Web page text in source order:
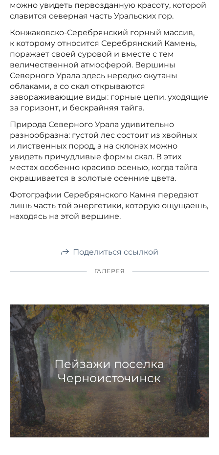
можно увидеть первозданную красоту, которой
славится северная часть Уральских гор.
Конжаковско-Серебрянский горный массив,
к которому относится Серебрянский Камень,
поражает своей суровой и вместе с тем
величественной атмосферой. Вершины
Северного Урала здесь нередко окутаны
облаками, а со скал открываются
завораживающие виды: горные цепи, уходящие
за горизонт, и бескрайняя тайга.
Природа Северного Урала удивительно
разнообразна: густой лес состоит из хвойных
и лиственных пород, а на склонах можно
увидеть причудливые формы скал. В этих
местах особенно красиво осенью, когда тайга
окрашивается в золотые осенние цвета.
Фотографии Серебрянского Камня передают
лишь часть той энергетики, которую ощущаешь,
находясь на этой вершине.
Поделиться ссылкой
ГАЛЕРЕЯ
Пейзажи поселка
Черноисточинск